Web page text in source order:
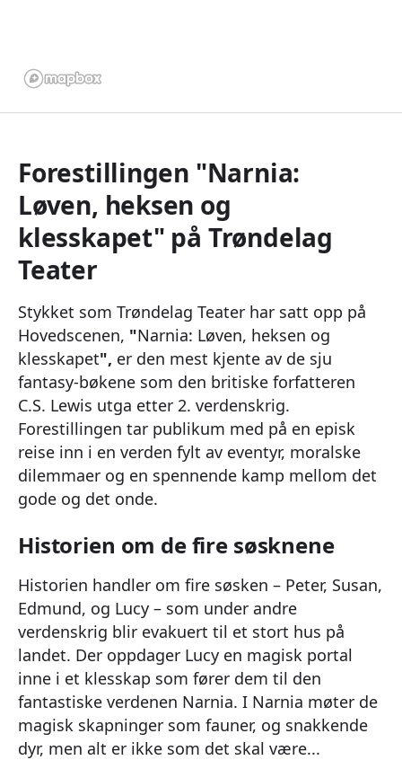
Forestillingen "Narnia:
Løven, heksen og
klesskapet" på Trøndelag
Teater
Stykket som Trøndelag Teater har satt opp på
Hovedscenen, "Narnia: Løven, heksen og
klesskapet", er den mest kjente av de sju
fantasy-bøkene som den britiske forfatteren
C.S. Lewis utga etter 2. verdenskrig.
Forestillingen tar publikum med på en episk
reise inn i en verden fylt av eventyr, moralske
dilemmaer og en spennende kamp mellom det
gode og det onde.
Historien om de fire søsknene
Historien handler om fire søsken – Peter, Susan,
Edmund, og Lucy – som under andre
verdenskrig blir evakuert til et stort hus på
landet. Der oppdager Lucy en magisk portal
inne i et klesskap som fører dem til den
fantastiske verdenen Narnia. I Narnia møter de
magisk skapninger som fauner, og snakkende
dyr, men alt er ikke som det skal være...